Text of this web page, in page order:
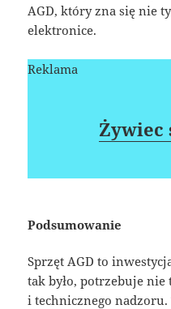
AGD, który zna się nie
elektronice.
Reklama
Żywiec
Podsumowanie
Sprzęt AGD to
tak było, potrzebuje nie
i technicznego